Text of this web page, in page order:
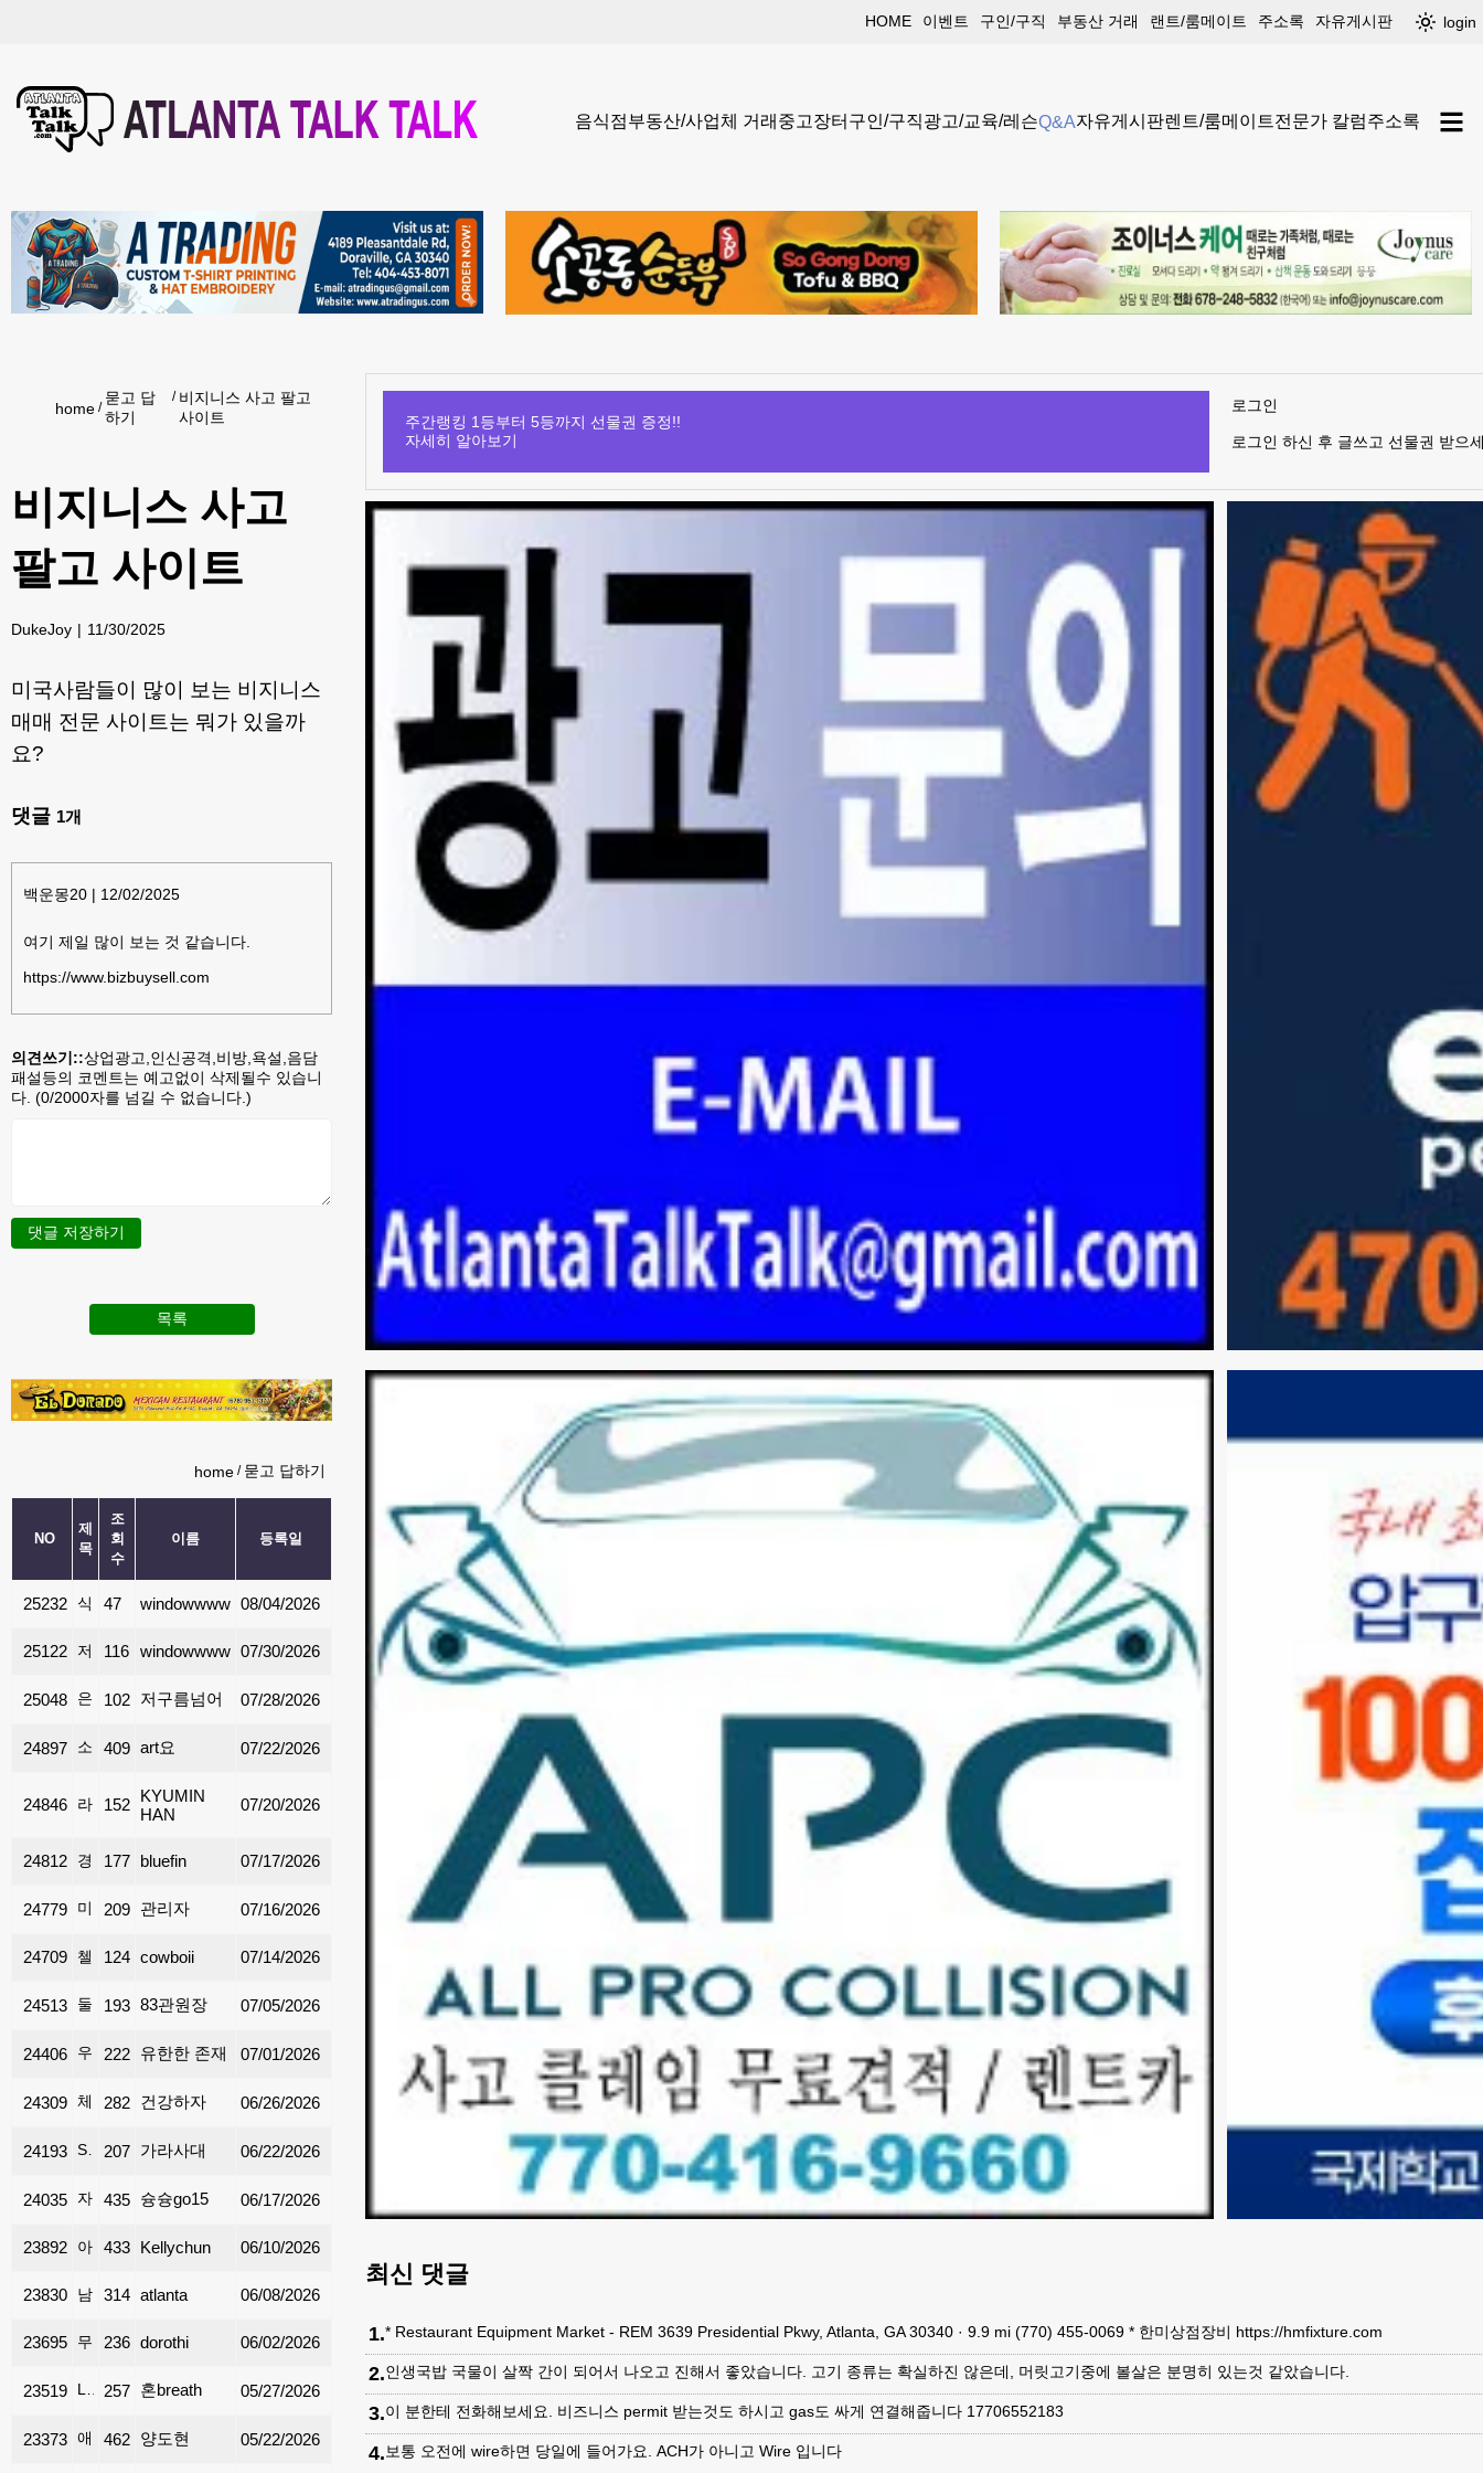
HOME 이벤트 구인/구직 부동산 거래 랜트/룸메이트 주소록 자유게시판 login
음식점부동산/사업체 거래 중고장터 구인/구직광고/교육/레슨Q&A자유게시판렌트/룸메이트전문가 칼럼주소록
home
묻고 답
하기
비지니스 사고 팔고
사이트
비지니스 사고
팔고 사이트
DukeJoy 11/30/2025
미국사람들이 많이 보는 비지니스
매매 전문 사이트는 뭐가 있을까
요?
댓글 1개
백운몽20 | 12/02/2025
여기 제일 많이 보는 것 같습니다.
https://www.bizbuysell.com
의견쓰기::상업광고,인신공격,비방,욕설,음담
패설등의 코멘트는 예고없이 삭제될수 있습니
다. (0/2000자를 넘길 수 없습니다.)
댓글 저장하기
목록
home 묻고 답하기
NO
제
목
조
회
수
이름 등록일
25232 식당장비 사야되는데 어디가 좋은가요?47 windowwww 08/04/2026
25122 저렴한 gas회사116 windowwww 07/30/2026
25048 은행간 송금102 저구름넘어 07/28/2026
24897 소머리 국밥하는 곳 아시는 분~~409 art요 07/22/2026
24846 라스베가스 오시면 꼭 가보세요 — 현지인이 추천하는 태국 맛집152 KYUMIN
HAN
07/20/2026
24812 경동맥 초음파 어디에서 받아야할까요?177 bluefin 07/17/2026
24779 미국 사람들이 많이 보유하고 있는 월배당 ETF 뭐가 있을까요?209 관리자 07/16/2026
24709 첼로 레슨124 cowboii 07/14/2026
24513 둘루스 근방에서 gas 제일 싼 곳193 83관원장 07/05/2026
24406 우체통 넘버 clean222 유한한 존재 07/01/2026
24309 체중감량282 건강하자 06/26/2026
24193 Simple IRA 자금 이전 207 가라사대 06/22/2026
24035 자동차 헤드라이트 on/off 규정435 슝슝go15 06/17/2026
23892 아틀란타 집가격 앞으로433 Kellychun 06/10/2026
23830 남자 양복314 atlanta 06/08/2026
23695 무릎이 아파요....236 dorothi 06/02/2026
23519 LED 싸인 수리 257 혼breath 05/27/2026
23373 애틀 이민 준비 중 질문드려요..462 양도현 05/22/2026
주간랭킹 1등부터 5등까지 선물권 증정!!
자세히 알아보기
로그인
로그인 하신 후 글쓰고 선물권 받으
최신 댓글
1.* Restaurant Equipment Market - REM 3639 Presidential Pkwy, Atlanta, GA 30340 · 9.9 mi (770) 455-0069 * 한미상점장비 https://hmfixture.com
2.인생국밥 국물이 살짝 간이 되어서 나오고 진해서 좋았습니다. 고기 종류는 확실하진 않은데, 머릿고기중에 볼살은 분명히 있는것 같았습니다.
3.이 분한테 전화해보세요. 비즈니스 permit 받는것도 하시고 gas도 싸게 연결해줍니다 17706552183
4.보통 오전에 wire하면 당일에 들어가요. ACH가 아니고 Wire 입니다